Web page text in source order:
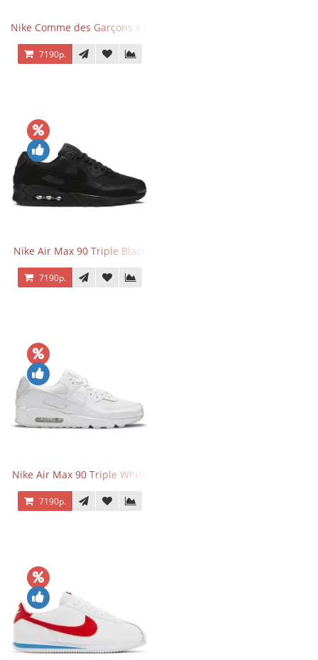
Nike Comme des Garçons x Supreme x Air Force 1 Low Eyes
7190р.
Nike Air Max 90 Triple Black
7190р.
Nike Air Max 90 Triple White
7190р.